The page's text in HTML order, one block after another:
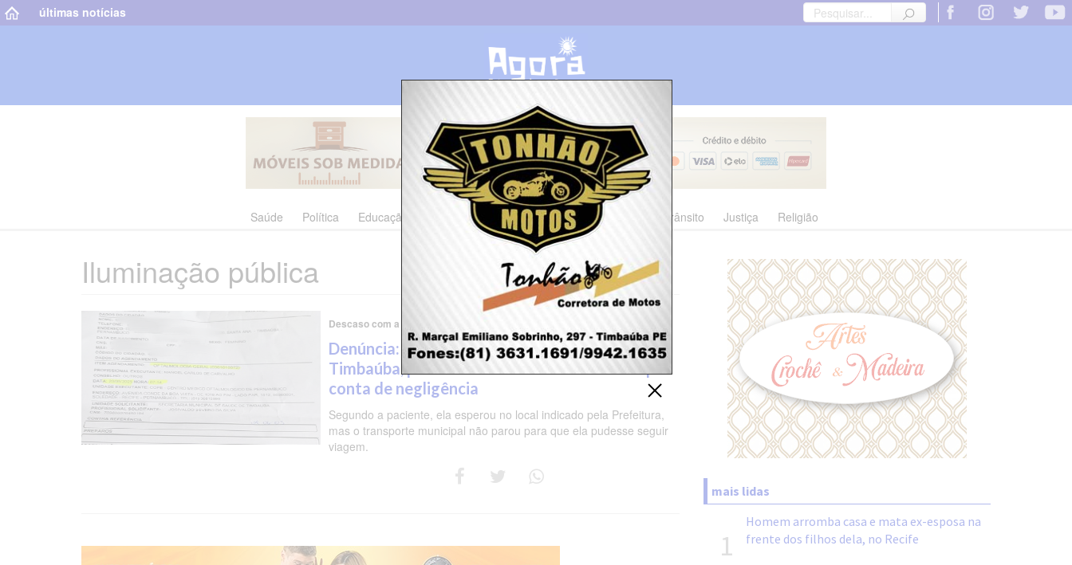
últimas notícias
Saúde Política Educação Cultura Polícia Economia Trânsito Justiça Religião
Iluminação pública
Descaso com a saúde em Timbaúba
Denúncia: Moradora do Bairro Santa Ana, em
Timbaúba, perde consulta médica no Recife por
conta de negligência
Segundo a paciente, ela esperou no local indicado pela Prefeitura,
mas o transporte municipal não parou para que ela pudesse seguir
viagem.
mais lidas
1
Homem arromba casa e mata ex-esposa na
frente dos filhos dela, no Recife